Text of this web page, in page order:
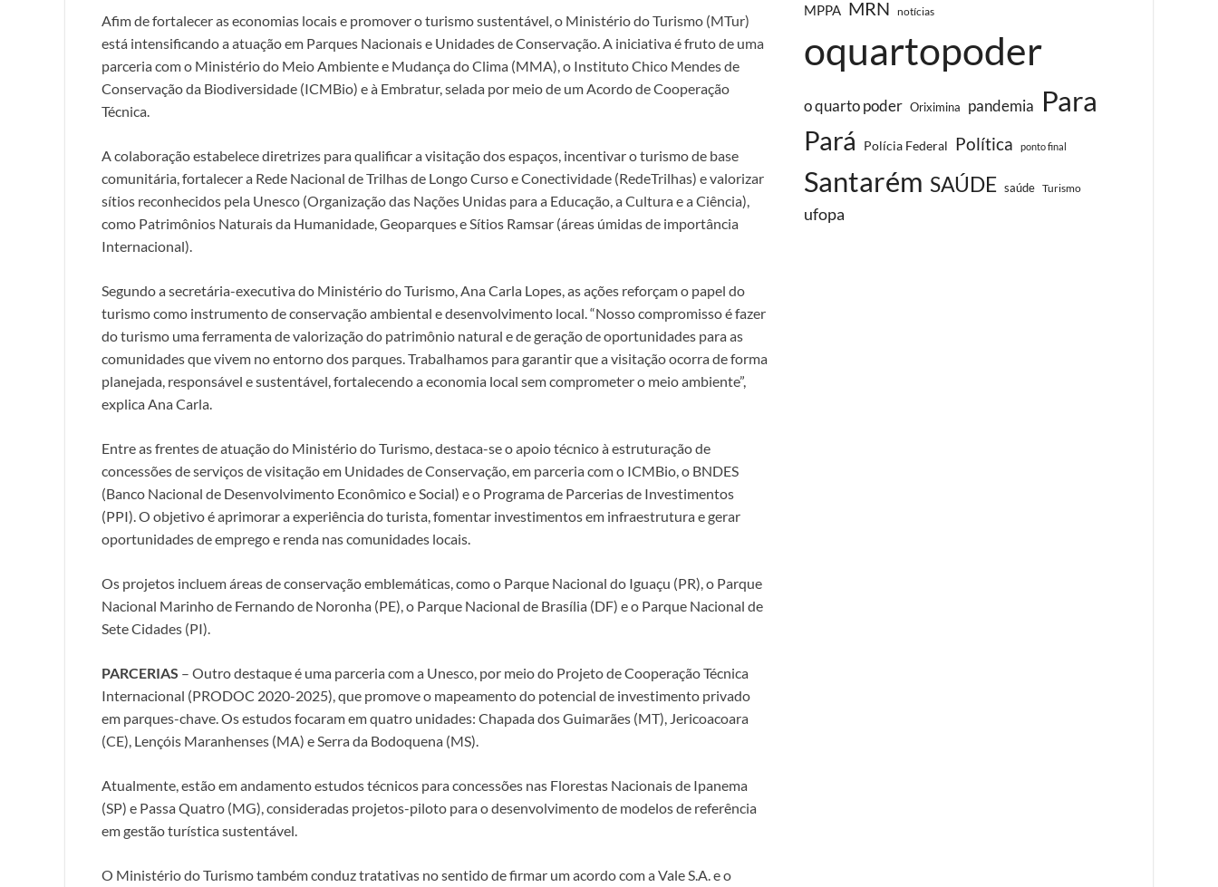
Afim de fortalecer as economias locais e promover o turismo sustentável, o Ministério do Turismo (MTur)
está intensificando a atuação em Parques Nacionais e Unidades de Conservação. A iniciativa é fruto de uma
parceria com o Ministério do Meio Ambiente e Mudança do Clima (MMA), o Instituto Chico Mendes de
Conservação da Biodiversidade (ICMBio) e à Embratur, selada por meio de um Acordo de Cooperação
Técnica.
A colaboração estabelece diretrizes para qualificar a visitação dos espaços, incentivar o turismo de base
comunitária, fortalecer a Rede Nacional de Trilhas de Longo Curso e Conectividade (RedeTrilhas) e valorizar
sítios reconhecidos pela Unesco (Organização das Nações Unidas para a Educação, a Cultura e a Ciência),
como Patrimônios Naturais da Humanidade, Geoparques e Sítios Ramsar (áreas úmidas de importância
Internacional).
Segundo a secretária-executiva do Ministério do Turismo, Ana Carla Lopes, as ações reforçam o papel do
turismo como instrumento de conservação ambiental e desenvolvimento local. “Nosso compromisso é fazer
do turismo uma ferramenta de valorização do patrimônio natural e de geração de oportunidades para as
comunidades que vivem no entorno dos parques. Trabalhamos para garantir que a visitação ocorra de forma
planejada, responsável e sustentável, fortalecendo a economia local sem comprometer o meio ambiente”,
explica Ana Carla.
Entre as frentes de atuação do Ministério do Turismo, destaca-se o apoio técnico à estruturação de
concessões de serviços de visitação em Unidades de Conservação, em parceria com o ICMBio, o BNDES
(Banco Nacional de Desenvolvimento Econômico e Social) e o Programa de Parcerias de Investimentos
(PPI). O objetivo é aprimorar a experiência do turista, fomentar investimentos em infraestrutura e gerar
oportunidades de emprego e renda nas comunidades locais.
Os projetos incluem áreas de conservação emblemáticas, como o Parque Nacional do Iguaçu (PR), o Parque
Nacional Marinho de Fernando de Noronha (PE), o Parque Nacional de Brasília (DF) e o Parque Nacional de
Sete Cidades (PI).
PARCERIAS – Outro destaque é uma parceria com a Unesco, por meio do Projeto de Cooperação Técnica
Internacional (PRODOC 2020-2025), que promove o mapeamento do potencial de investimento privado
em parques-chave. Os estudos focaram em quatro unidades: Chapada dos Guimarães (MT), Jericoacoara
(CE), Lençóis Maranhenses (MA) e Serra da Bodoquena (MS).
Atualmente, estão em andamento estudos técnicos para concessões nas Florestas Nacionais de Ipanema
(SP) e Passa Quatro (MG), consideradas projetos-piloto para o desenvolvimento de modelos de referência
em gestão turística sustentável.
O Ministério do Turismo também conduz tratativas no sentido de firmar um acordo com a Vale S.A. e o
MPPA MRN notícias
oquartopoder
o quarto poder Oriximina pandemia Para
Pará Polícia Federal Política ponto final
Santarém SAÚDE saúde Turismo
ufopa